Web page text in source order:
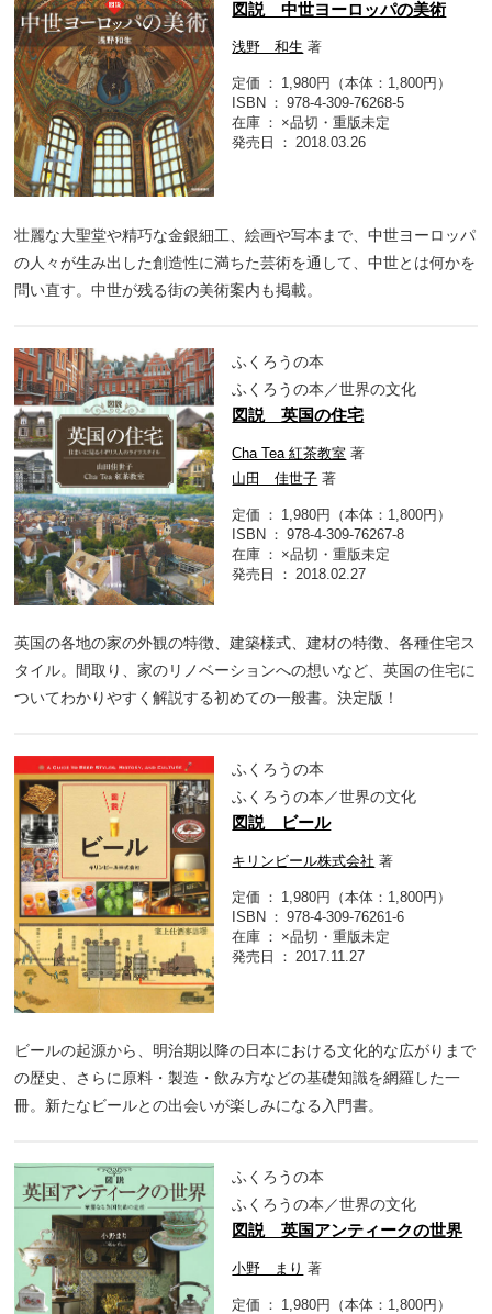
図説 中世ヨーロッパの美術
浅野 和生 著
定価
1,980円（本体：1,800円）
ISBN
978-4-309-76268-5
在庫
×品切・重版未定
発売日
2018.03.26
壮麗な大聖堂や精巧な金銀細工、絵画や写本まで、中世ヨーロッパ
の人々が生み出した創造性に満ちた芸術を通して、中世とは何かを
問い直す。中世が残る街の美術案内も掲載。
ふくろうの本
ふくろうの本／世界の文化
図説 英国の住宅
Cha Tea 紅茶教室 著
山田 佳世子 著
定価
1,980円（本体：1,800円）
ISBN
978-4-309-76267-8
在庫
×品切・重版未定
発売日
2018.02.27
英国の各地の家の外観の特徴、建築様式、建材の特徴、各種住宅ス
タイル。間取り、家のリノベーションへの想いなど、英国の住宅に
ついてわかりやすく解説する初めての一般書。決定版！
ふくろうの本
ふくろうの本／世界の文化
図説 ビール
キリンビール株式会社 著
定価
1,980円（本体：1,800円）
ISBN
978-4-309-76261-6
在庫
×品切・重版未定
発売日
2017.11.27
ビールの起源から、明治期以降の日本における文化的な広がりまで
の歴史、さらに原料・製造・飲み方などの基礎知識を網羅した一
冊。新たなビールとの出会いが楽しみになる入門書。
ふくろうの本
ふくろうの本／世界の文化
図説 英国アンティークの世界
小野 まり 著
定価
1,980円（本体：1,800円）